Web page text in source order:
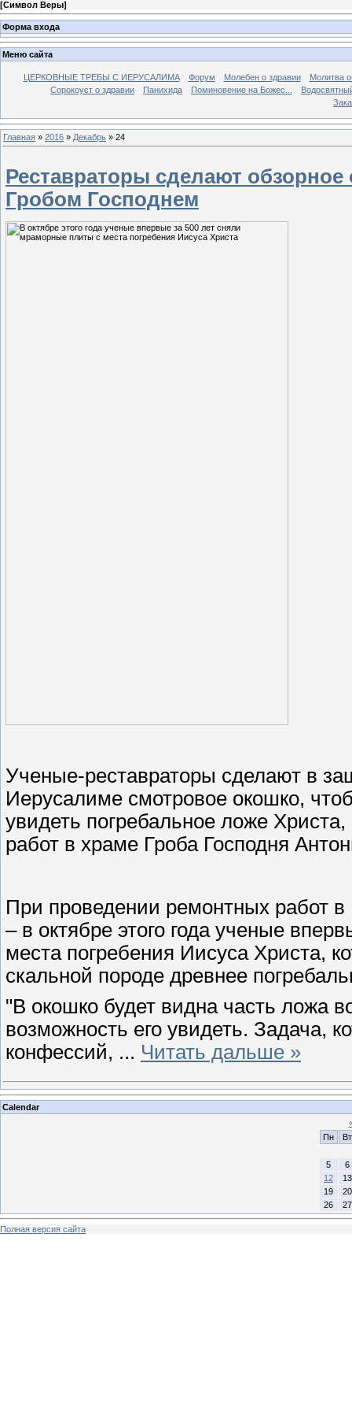
[Символ Веры]
Форма входа
Меню сайта
ЦЕРКОВНЫЕ ТРЕБЫ С ИЕРУСАЛИМА Форум Молебен о здравии
Молитва
Сорокоуст о здравии
Панихида Поминовение на Божес...
Главная » 2016 » Декабрь » 24
Реставраторы сделают
Гробом Господнем
Ученые-реставраторы сделают в
Иерусалиме смотровое окошко,
увидеть погребальное ложе
работ в храме Гроба Господня
При проведении ремонтных работ
– в октябре этого года ученые
места погребения Иисуса Христа,
скальной породе древнее
"В окошко будет видна часть ложа
возможность его увидеть. Задача,
конфессий, ... Читать дальше »
Calendar
Пн
Вт
5
6
12
13
19
20
26
27
Полная версия сайта